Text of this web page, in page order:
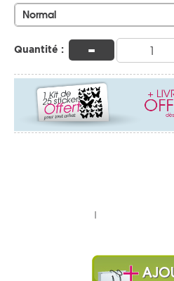
Normal
Quantité : -
|